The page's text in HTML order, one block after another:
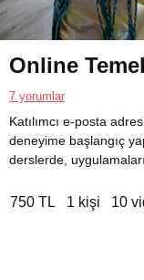
Online
7 yorumlar
Katılımcı e-posta
deneyime başlangıç
derslerde,
750 TL 1 kişi 10